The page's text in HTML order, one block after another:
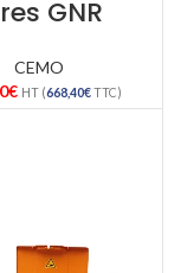
GNR
CEMO
€ HT (668,40€TTC)